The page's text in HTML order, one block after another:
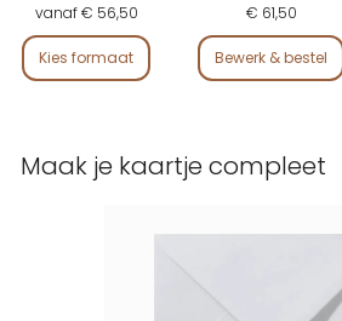
Maak je kaartje compleet
vanaf € 56,50
Kies formaat
€ 61,50
Bewerk & bestel